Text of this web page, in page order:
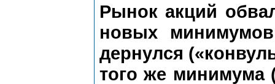
Рынок акций
новых
дернулся
того же